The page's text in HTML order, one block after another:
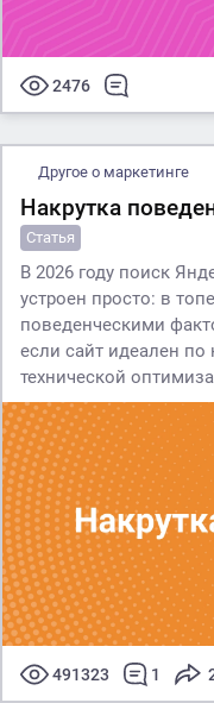
2476
Другое о маркетинге
Накрутка
Статья
В 2026 году поиск
устроен просто: в
поведенческими
если сайт идеален по
технической
491323 1